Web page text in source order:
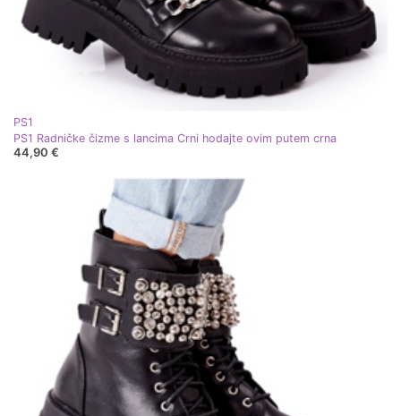
PS1
PS1 Radničke čizme s lancima Crni hodajte ovim putem crna
44,90 €